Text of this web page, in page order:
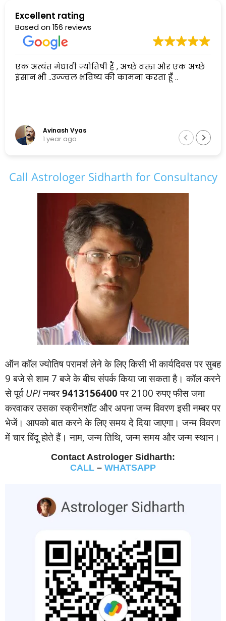
Excellent rating
Based on 156 reviews
एक अत्यंत मेधावी ज्योतिषी हैं , अच्छे वक्ता और एक अच्छे
इंसान भी ..उज्ज्वल भविष्य की कामना करता हूँ ..
Avinash Vyas
1 year ago
Call Astrologer Sidharth for Consultancy
ऑन कॉल ज्‍योतिष परामर्श लेने के लिए किसी भी कार्यदिवस पर सुबह
9 बजे से शाम 7 बजे के बीच संपर्क किया जा सकता है। कॉल करने
से पूर्वUPIनम्‍बर9413156400पर 2100 रुपए फीस जमा
करवाकर उसका स्‍क्रीनशॉट और अपना जन्‍म विवरण इसी नम्‍बर पर
भेजें। आपको बात करने के लिए समय दे दिया जाएगा। जन्‍म विवरण
में चार बिंदू होते हैं। नाम, जन्‍म तिथि, जन्‍म समय और जन्‍म स्‍थान।
Contact Astrologer Sidharth:
CALL – WHATSAPP